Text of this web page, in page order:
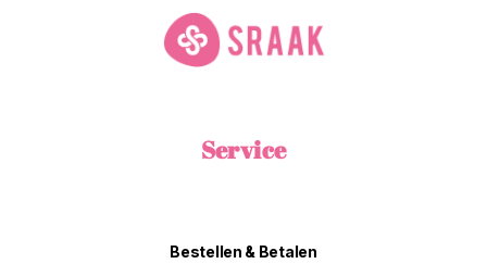
Service
Bestellen & Betalen